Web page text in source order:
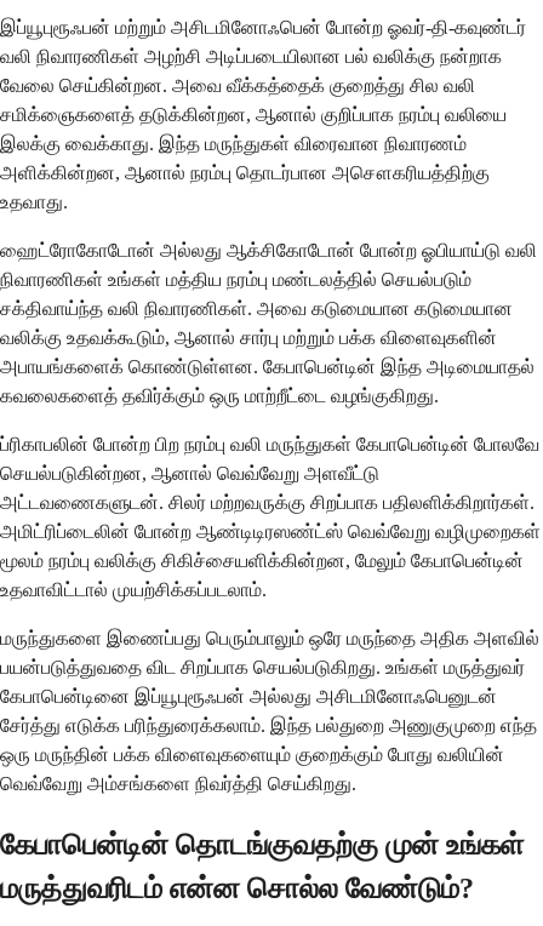
இப்யூபுரூஃபன் மற்றும் அசிடமினோஃபென் போன்ற ஓவர்-தி-கவுண்டர்
வலி நிவாரணிகள் அழற்சி அடிப்படையிலான பல் வலிக்கு நன்றாக
வேலை செய்கின்றன. அவை வீக்கத்தைக் குறைத்து சில வலி
சமிக்ஞைகளைத் தடுக்கின்றன, ஆனால் குறிப்பாக நரம்பு வலியை
இலக்கு வைக்காது. இந்த மருந்துகள் விரைவான நிவாரணம்
அளிக்கின்றன, ஆனால் நரம்பு தொடர்பான அசௌகரியத்திற்கு
உதவாது.
ஹைட்ரோகோடோன் அல்லது ஆக்சிகோடோன் போன்ற ஓபியாய்டு வலி
நிவாரணிகள் உங்கள் மத்திய நரம்பு மண்டலத்தில் செயல்படும்
சக்திவாய்ந்த வலி நிவாரணிகள். அவை கடுமையான கடுமையான
வலிக்கு உதவக்கூடும், ஆனால் சார்பு மற்றும் பக்க விளைவுகளின்
அபாயங்களைக் கொண்டுள்ளன. கேபாபென்டின் இந்த அடிமையாதல்
கவலைகளைத் தவிர்க்கும் ஒரு மாற்றீட்டை வழங்குகிறது.
ப்ரிகாபலின் போன்ற பிற நரம்பு வலி மருந்துகள் கேபாபென்டின் போலவே
செயல்படுகின்றன, ஆனால் வெவ்வேறு அளவீட்டு
அட்டவணைகளுடன். சிலர் மற்றவருக்கு சிறப்பாக பதிலளிக்கிறார்கள்.
அமிட்ரிப்டைலின் போன்ற ஆண்டிடிரஸண்ட்ஸ் வெவ்வேறு வழிமுறைகள்
மூலம் நரம்பு வலிக்கு சிகிச்சையளிக்கின்றன, மேலும் கேபாபென்டின்
உதவாவிட்டால் முயற்சிக்கப்படலாம்.
மருந்துகளை இணைப்பது பெரும்பாலும் ஒரே மருந்தை அதிக அளவில்
பயன்படுத்துவதை விட சிறப்பாக செயல்படுகிறது. உங்கள் மருத்துவர்
கேபாபென்டினை இப்யூபுரூஃபன் அல்லது அசிடமினோஃபெனுடன்
சேர்த்து எடுக்க பரிந்துரைக்கலாம். இந்த பல்துறை அணுகுமுறை எந்த
ஒரு மருந்தின் பக்க விளைவுகளையும் குறைக்கும் போது வலியின்
வெவ்வேறு அம்சங்களை நிவர்த்தி செய்கிறது.
கேபாபென்டின் தொடங்குவதற்கு முன் உங்கள்
மருத்துவரிடம் என்ன சொல்ல வேண்டும்?